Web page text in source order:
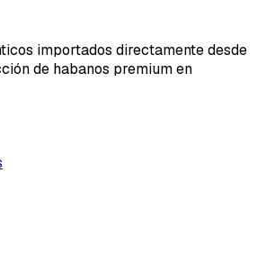
importados directamente desde
de habanos premium en